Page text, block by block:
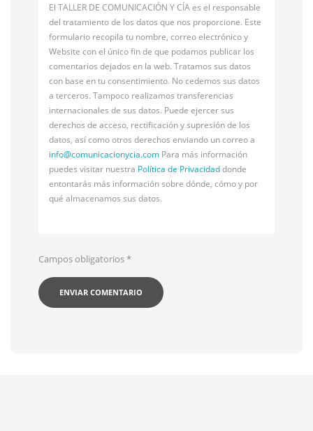
El TALLER DE COMUNICACIÓN Y CÍA es el responsable
del tratamiento de los datos que nos proporcione. Este
formulario recopila tu nombre, correo electrónico y
Website con el único fin de que podamos publicar los
comentarios dejados en la web. Tratamos sus datos
con base en tu consentimiento. No cedemos sus datos
a terceros. Tampoco realizamos transferencias
internacionales de sus datos. Puede ejercer sus
derechos de acceso, rectificación y supresión de los
datos, así como otros derechos enviando un correo a
info@comunicacionycia.com Para más información
puedes visitar nuestra Política de Privacidaddonde
entontarás más información sobre dónde, cómo y por
qué almacenamos sus datos.
Campos obligatorios*